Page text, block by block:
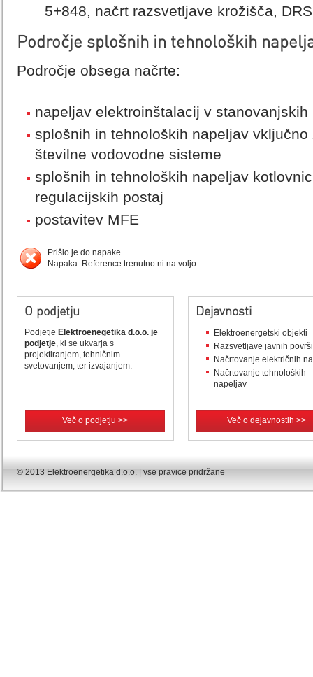
5+848, načrt razsvetljave krožišča,
Področje splošnih in tehnoloških
Področje obsega načrte:
napeljav elektroinštalacij v
splošnih in tehnoloških napeljav
številne vodovodne sisteme
splošnih in tehnoloških napeljav
regulacijskih postaj
postavitev MFE
Prišlo je do napake.
Napaka: Reference trenutno ni na voljo.
O podjetju
Podjetje Elektroenegetika d.o.o. je
podjetje, ki se ukvarja s
projektiranjem, tehničnim
svetovanjem, ter izvajanjem.
Več o podjetju >>
Dejavnosti
Elektroenergetski objekti
Razsvetljave javnih
Načrtovanje električnih
Načrtovanje tehnoloških
napeljav
Več o dejavnostih >>
© 2013 Elektroenergetika d.o.o. | vse pravice pridržane